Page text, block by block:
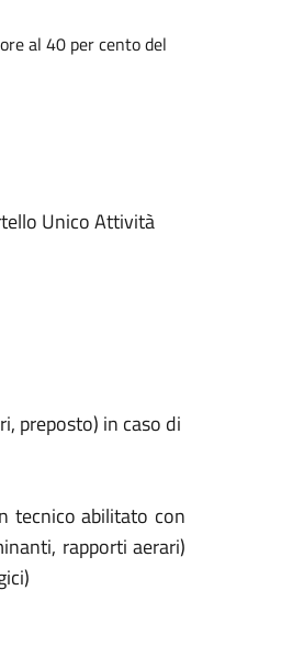
al 40 per cento del
Unico Attività
preposto) in caso di
tecnico abilitato con
rapporti aerari)